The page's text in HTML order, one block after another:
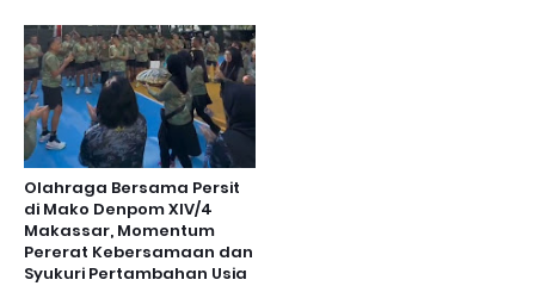
Olahraga Bersama Persit
di Mako Denpom XIV/4
Makassar, Momentum
Pererat Kebersamaan dan
Syukuri Pertambahan Usia